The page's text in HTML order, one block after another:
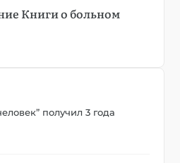
Книги о больном
получил 3 года